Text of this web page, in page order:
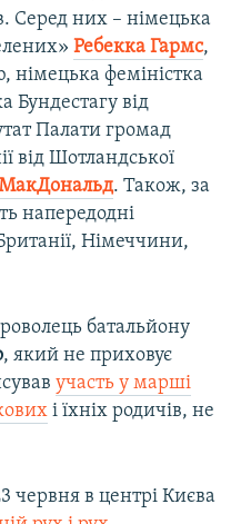
Серед них – німецька
Ребекка Гармс,
німецька феміністка
Бундестагу від
Палати громад
від Шотландської
. Також, за
напередодні
Німеччини,
батальйону
, який не приховує
участь у марші
і їхніх родичів, не
червня в центрі Києва